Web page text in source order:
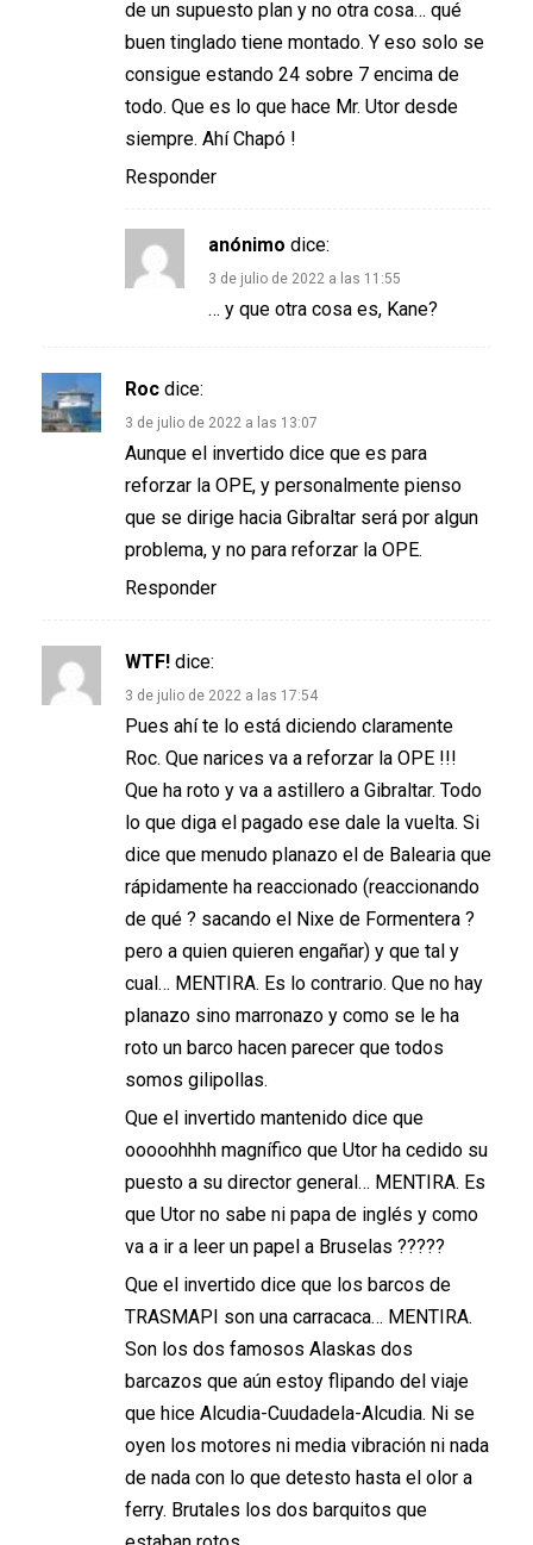
de un supuesto plan y no otra cosa… qué
buen tinglado tiene montado. Y eso solo se
consigue estando 24 sobre 7 encima de
todo. Que es lo que hace Mr. Utor desde
siempre. Ahí Chapó !
Responder
anónimo dice:
3 de julio de 2022 a las 11:55
… y que otra cosa es, Kane?
Roc dice:
3 de julio de 2022 a las 13:07
Aunque el invertido dice que es para
reforzar la OPE, y personalmente pienso
que se dirige hacia Gibraltar será por algun
problema, y no para reforzar la OPE.
Responder
WTF! dice:
3 de julio de 2022 a las 17:54
Pues ahí te lo está diciendo claramente
Roc. Que narices va a reforzar la OPE !!!
Que ha roto y va a astillero a Gibraltar. Todo
lo que diga el pagado ese dale la vuelta. Si
dice que menudo planazo el de Balearia que
rápidamente ha reaccionado (reaccionando
de qué ? sacando el Nixe de Formentera ?
pero a quien quieren engañar) y que tal y
cual… MENTIRA. Es lo contrario. Que no hay
planazo sino marronazo y como se le ha
roto un barco hacen parecer que todos
somos gilipollas.
Que el invertido mantenido dice que
ooooohhhh magnífico que Utor ha cedido su
puesto a su director general… MENTIRA. Es
que Utor no sabe ni papa de inglés y como
va a ir a leer un papel a Bruselas ?????
Que el invertido dice que los barcos de
TRASMAPI son una carracaca… MENTIRA.
Son los dos famosos Alaskas dos
barcazos que aún estoy flipando del viaje
que hice Alcudia-Cuudadela-Alcudia. Ni se
oyen los motores ni media vibración ni nada
de nada con lo que detesto hasta el olor a
ferry. Brutales los dos barquitos que